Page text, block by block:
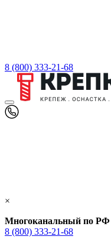
8 (800) 333-21-68
×
Многоканальный по РФ
8 (800) 333‑21-68